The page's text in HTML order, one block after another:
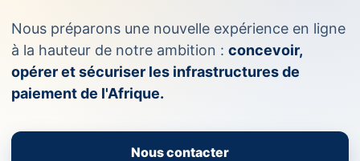
Nous préparons une nouvelle expérience en ligne
à la hauteur de notre ambition : concevoir,
opérer et sécuriser les infrastructures de
paiement de l'Afrique.
Nous contacter